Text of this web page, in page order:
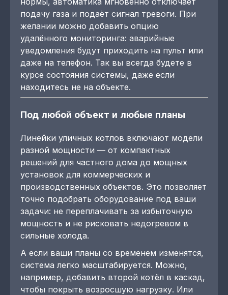
подачу газа и подаёт сигнал тревоги. При
желании можно добавить опцию
удалённого мониторинга: аварийные
уведомления будут приходить на пульт или
даже на телефон. Так вы всегда будете в
курсе состояния системы, даже если
находитесь не на объекте.
Под любой объект и любые планы
Линейки уличных котлов включают модели
разной мощности — от компактных
решений для частного дома до мощных
установок для коммерческих и
производственных объектов. Это позволяет
точно подобрать оборудование под ваши
задачи: не переплачивать за избыточную
мощность и не рисковать недогревом в
сильные холода.
А если ваши планы со временем изменятся,
система легко масштабируется. Можно,
например, добавить второй котёл в каскад,
чтобы покрыть возросшую нагрузку. Или